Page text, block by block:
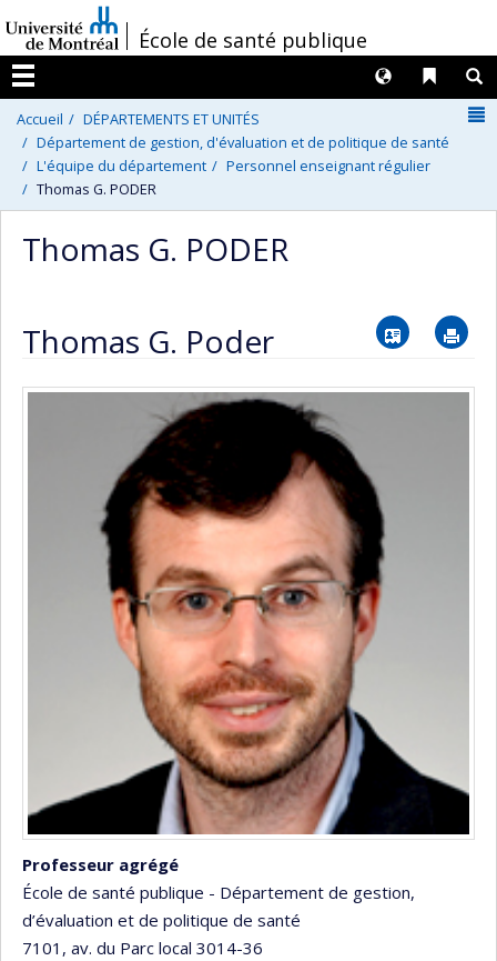
au
contenu
/École de santé publique
Menu
Liens
Langues
Accueil
DÉPARTEMENTS ET UNITÉS
Département de gestion, d'évaluation et de politique de santé
L'équipe du département
Personnel enseignant régulier
Thomas G. PODER
Thomas G. PODER
Thomas G. Poder Vcard
Professeur agrégé
École de santé publique - Département de gestion,
d’évaluation et de politique de santé
7101, av. du Parc local 3014-36